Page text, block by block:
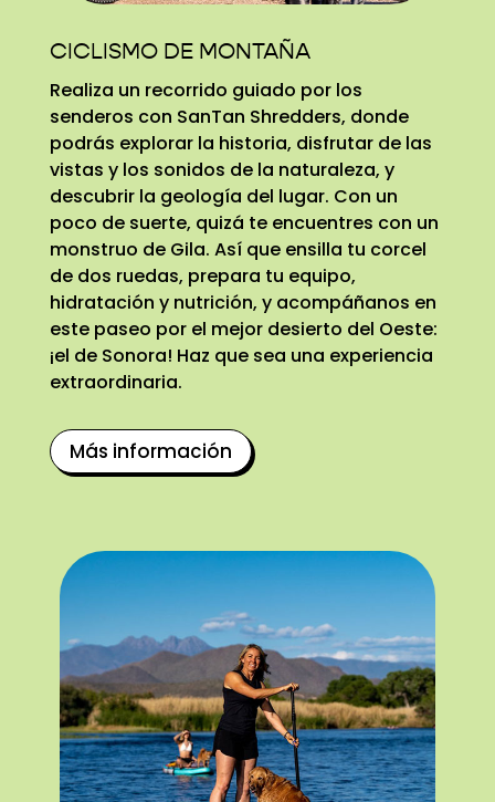
CICLISMO DE MONTAÑA
Realiza un recorrido guiado por los
senderos con SanTan Shredders, donde
podrás explorar la historia, disfrutar de las
vistas y los sonidos de la naturaleza, y
descubrir la geología del lugar. Con un
poco de suerte, quizá te encuentres con un
monstruo de Gila. Así que ensilla tu corcel
de dos ruedas, prepara tu equipo,
hidratación y nutrición, y acompáñanos en
este paseo por el mejor desierto del Oeste:
¡el de Sonora! Haz que sea una experiencia
extraordinaria.
Más información